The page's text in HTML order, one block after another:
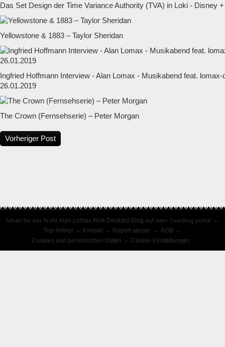
Das Set Design der Time Variance Authority (TVA) in Loki - Disney +
Yellowstone & 1883 – Taylor Sheridan
Ingfried Hoffmann Interview - Alan Lomax - Musikabend feat.
26.01.2019
The Crown (Fernsehserie) – Peter Morgan
Vorheriger Post
Sehen Sie das Profil Alan Lomax Rick Deckard Blog auf dem Overblog portal
Top-Artikel
Kontakt Report abuse
AGB
Cookies und persönlichen Daten
Cookie-Einstellungen